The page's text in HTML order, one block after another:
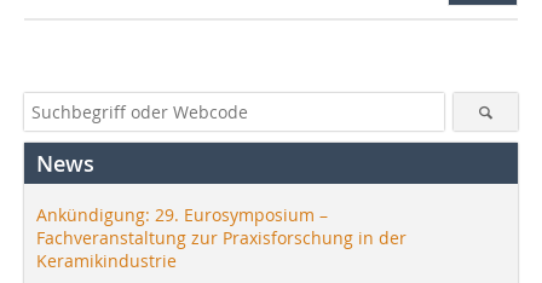
News
Ankündigung: 29. Eurosymposium –
Fachveranstaltung zur Praxisforschung in der
Keramikindustrie